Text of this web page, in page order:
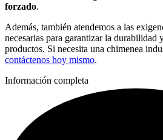
forzado.
Además, también atendemos a las
necesarias para garantizar la durabilidad
productos. Si necesita una chimenea
contáctenos hoy mismo.
Información completa